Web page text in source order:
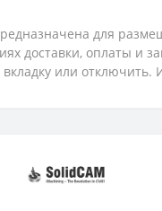
для
доставки, оплаты и
или отключить.